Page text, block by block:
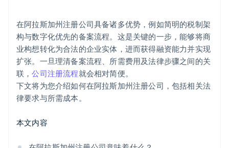
明确地方销售税相关义务
提交您的两年期报告
符合条件的情况下，申请 S 类公司身份
自动提交 83(b) 税务选择申报
全球顶尖水准的公司法律文件
Stripe Payments 服务首年免费，更享价值 5 万美元的
合作伙伴专属优惠与折扣
在阿拉斯加州注册公司具备诸多优势，例如简明的税制架
构与数字化优先的备案流程。这是关键的一步，能够将商
业构想转化为合法的企业实体，进而获得融资能力并实现
扩张。一旦理清备案流程、所需费用及法律步骤之间的关
联，公司注册流程就会相对简便。
下文将为您介绍如何在阿拉斯加州注册公司，包括相关法
律要求与所需成本。
本文内容